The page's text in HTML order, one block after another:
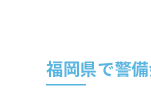
福岡県で警